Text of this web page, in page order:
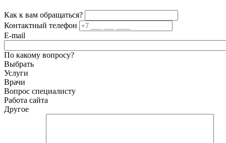
Как к вам обращаться?
Контактный телефон
E-mail
По какому вопросу?
Выбрать
Услуги
Врачи
Вопрос специалисту
Работа сайта
Другое